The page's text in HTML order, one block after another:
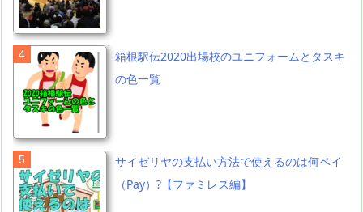
箱根駅伝2020出場校のユニフォームとタスキ
の色一覧
サイゼリヤの支払い方法で使えるのは何ペイ
（Pay）?【ファミレス編】